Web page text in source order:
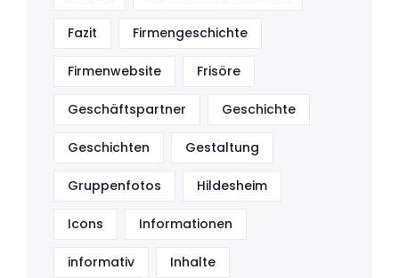
Fazit Firmengeschichte
Firmenwebsite Frisöre
Geschäftspartner Geschichte
Geschichten Gestaltung
Gruppenfotos Hildesheim
Icons Informationen
informativ Inhalte